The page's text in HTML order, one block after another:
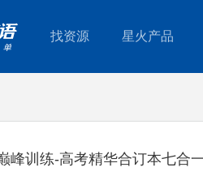
找资源 星火产品
峰训练-高考精华合订本七合